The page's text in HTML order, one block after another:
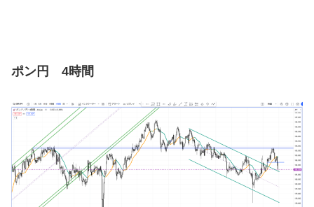
ポン円 4時間